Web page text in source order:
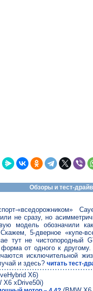
Обзоры и тест-
«вседорожником»
не сразу, но
модель обозначили
5-дверное «купе-
тут не чистопородный
форма от одного к
исключительной
и здесь?читать тест-
X6)
X6 xDrive50i)